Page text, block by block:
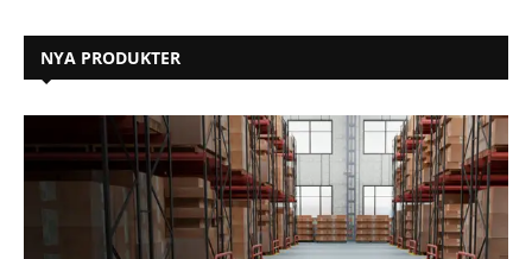
NYA PRODUKTER